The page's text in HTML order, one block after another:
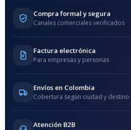
Compra formal y segura
Canales comerciales verificados
Factura electrónica
Para empresas y personas
Envíos en Colombia
Cobertura según ciudad y destino
Atención B2B